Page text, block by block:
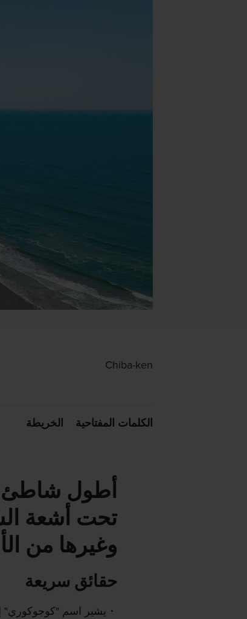
Chiba-ken
الكلمات المفتاحية الخريطة
أطول شاطئ
تحت أشعة
وغيرها من
حقائق سريعة
يشير اسم "كوجوكوري"